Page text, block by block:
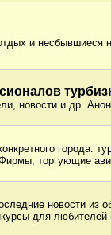
и несбывшиеся
новости и др.
города:
торгующие
новости из
для любителей